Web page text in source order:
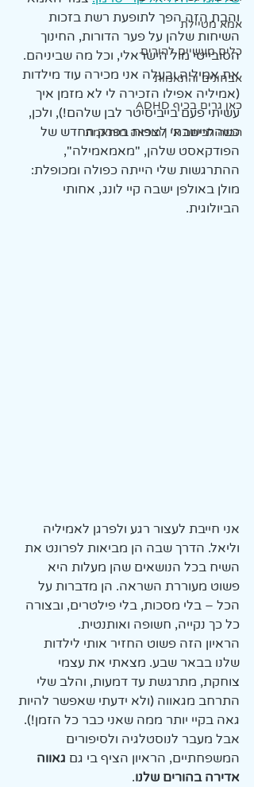
אמא מטיילת
כלים מעשיים להורים
אבחונים והתאמות
כאן גרים בכיף ADHD
הכנה לכיתה א' | הוראה מותאמת
והבת הזה הפך לתופעת רשת בזכות
השיחות שלהן על פער הדורות, החינוך
הסובייטי מול הישראלי, וכל מה שביניהם.
את אמיליה ובעלה אני מכירה עוד מילדות
(אמיליה אפילו הזכירה לי לא מזמן איך
עשיתי פעם בייביסיטר לבן שלהם!), ולכן,
כשהתיישבתי לצפות בפרק החדש של
הפודקאסט שלהן, "מאמאמילה",
ההתרגשות שלי הייתה כפולה ומכופלת:
מולן באולפן ישבה קיי לונג, אחותי
הביולוגית.
אני חייבת לעצור רגע ולפרגן לאמיליה
וליאל. הדרך שבה הן מביאות לפרונט את
השיח בכל הנושאים שהן מעלות היא
פשוט מעוררת השראה. הן מדברות על
הכל – בלי מסכות, בלי פילטרים, ובצורה
כל כך נקייה, חשופה ואותנטית.
הראיון הזה פשוט החזיר אותי לילדות
שלנו בבאר שבע. מצאתי את עצמי
צוחקת, מתרגשת עד דמעות, והלב שלי
התרחב מגאווה (ולא ידעתי שאפשר להיות
גאה בקיי יותר ממה שאני כבר כל הזמן!).
אבל מעבר לנוסטלגיה ולסיפורים
המשפחתיים, הראיון הציף בי גם גאווה
אדירה בהורים שלנו.